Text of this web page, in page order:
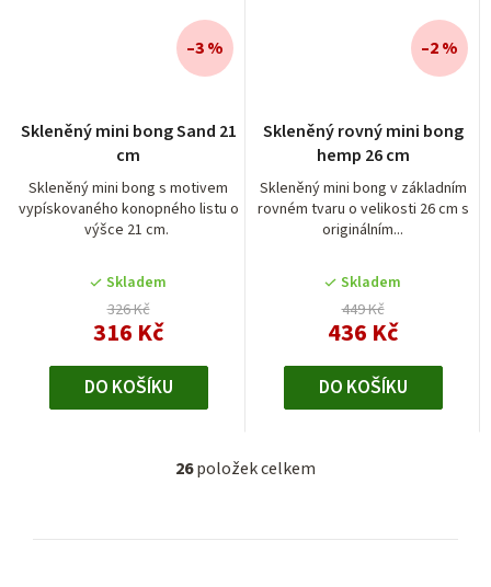
Skleněný mini bong Sand 21
cm
Skleněný mini bong s motivem
vypískovaného konopného listu o
výšce 21 cm.
Skladem
326 Kč
316 Kč
–3 %
DO KOŠÍKU
Skleněný rovný mini bong
hemp 26 cm
Skleněný mini bong v základním
rovném tvaru o velikosti 26 cm s
originálním...
hodnocení
produktu
je
5,0
z
hvězdiček.
Skladem
449 Kč
436 Kč
–2 %
DO KOŠÍKU
O
l
26položek celkem